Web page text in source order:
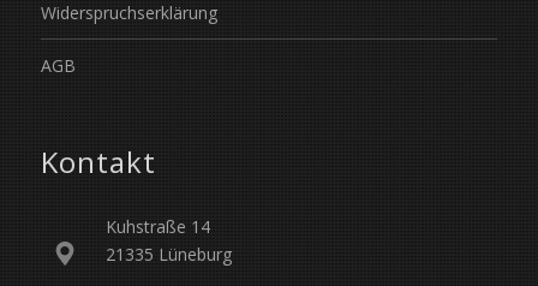
Widerspruchserklärung
AGB
Kontakt
Kuhstraße 14
21335 Lüneburg